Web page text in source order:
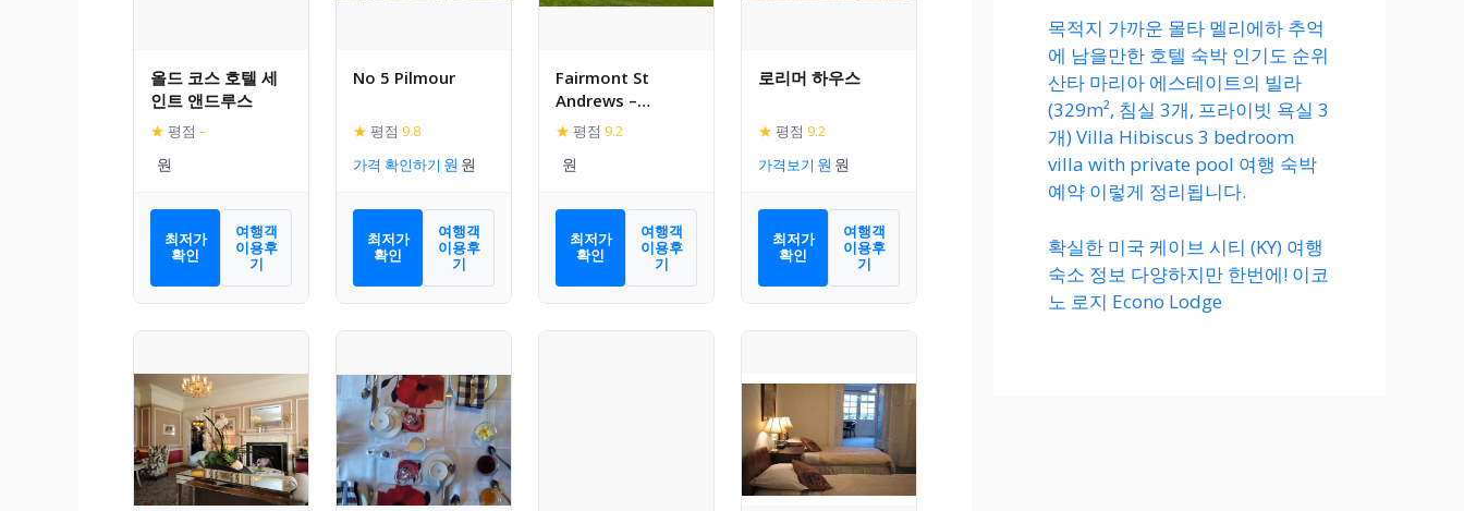
올드 코스 호텔 세
인트 앤드루스
★ 평점 –
최저가
확인
여행객
이용후
기
No 5 Pilmour
★ 평점 9.8
가격 확인하기
최저가
확인
여행객
이용후
기
Fairmont St
Andrews –
Scotland
★ 평점 9.2
최저가
확인
여행객
이용후
기
로리머 하우스
★ 평점 9.2
가격보기
최저가
확인
여행객
이용후
기
목적지 가까운 몰타 멜리에하 추억
에 남을만한 호텔 숙박 인기도 순위
산타 마리아 에스테이트의 빌라
(329m², 침실 3개, 프라이빗 욕실 3
개) Villa Hibiscus 3 bedroom
villa with private pool 여행 숙박
예약 이렇게 정리됩니다.
확실한 미국 케이브 시티 (KY) 여행
숙소 정보 다양하지만 한번에! 이코
노 로지 Econo Lodge